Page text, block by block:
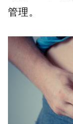
管理。